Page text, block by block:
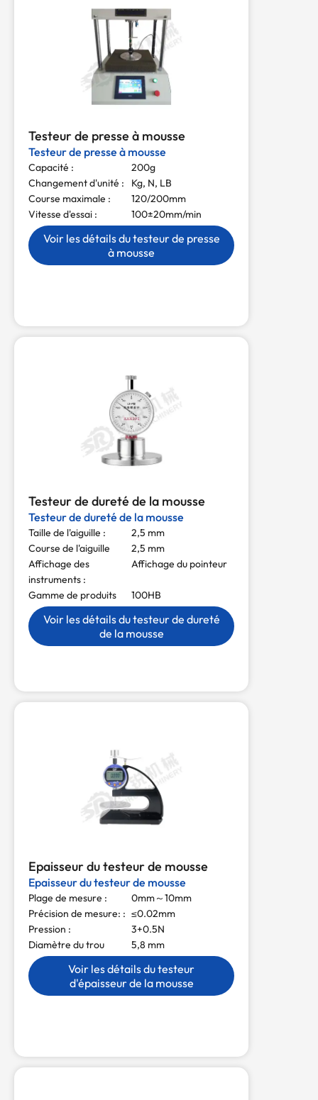
Testeur de presse à mousse
Testeur de presse à mousse
Capacité :
200g
Changement d'unité :
Kg, N, LB
Course maximale :
120/200mm
Vitesse d'essai :
100±20mm/min
Voir les détails du testeur de presse
à mousse
Testeur de dureté de la mousse
Testeur de dureté de la mousse
Taille de l'aiguille :
2,5 mm
Course de l'aiguille
2,5 mm
Affichage des
instruments :
Affichage du pointeur
Gamme de produits 100HB
Voir les détails du testeur de dureté
de la mousse
Epaisseur du testeur de mousse
Epaisseur du testeur de mousse
Plage de mesure :
0mm～10mm
Précision de mesure: : ≤0.02mm
Pression :
3+0.5N
Diamètre du trou
5,8 mm
Voir les détails du testeur
d'épaisseur de la mousse